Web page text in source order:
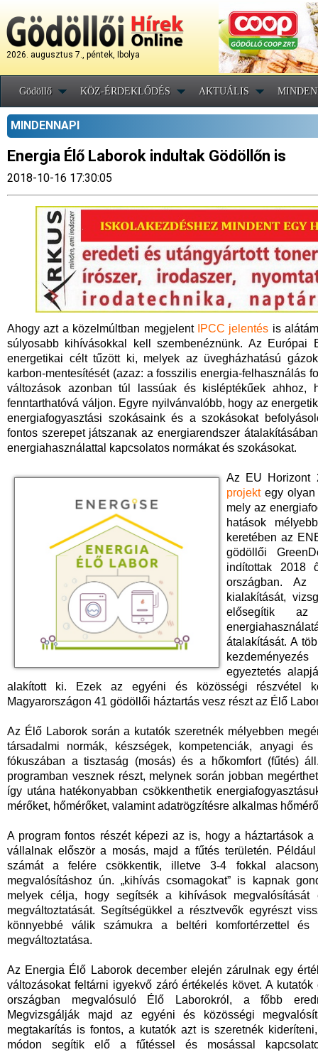
2026. augusztus 7., péntek, Ibolya
Gödöllő KÖZ-ÉRDEKLŐDÉS AKTUÁLIS
MINDENNAPI
Energia Élő Laborok indultak Gödöllőn is
2018-10-16 17:30:05
Ahogy azt a közelmúltban megjelent IPCC jelentés is
súlyosabb kihívásokkal kell szembenéznünk. Az Európai
energetikai célt tűzött ki, melyek az üvegházhatású
karbon-mentesítését (azaz: a fosszilis energia-felhasználás
változások azonban túl lassúak és kisléptékűek ahhoz,
fenntarthatóvá váljon. Egyre nyilvánvalóbb, hogy az
energiafogyasztási szokásaink és a szokásokat
fontos szerepet játszanak az energiarendszer
energiahasználattal kapcsolatos normákat és szokásokat.
Az EU Horizont
projektegy olyan
mely az
hatások
keretében az
gödöllői
indítottak 2018
országban. Az
kialakítását,
elősegítik az
átalakítását. A
egyeztetés
alakított ki. Ezek az egyéni és közösségi részvétel
Magyarországon 41 gödöllői háztartás vesz részt az Élő
Az Élő Laborok során a kutatók szeretnék mélyebben
társadalmi normák, készségek, kompetenciák, anyagi
fókuszában a tisztaság (mosás) és a hőkomfort (fűtés)
programban vesznek részt, melynek során jobban
így utána hatékonyabban csökkenthetik
mérőket, hőmérőket, valamint adatrögzítésre alkalmas
A program fontos részét képezi az is, hogy a háztartások
vállalnak először a mosás, majd a fűtés területén.
számát a felére csökkentik, illetve 3-4 fokkal
megvalósításhoz ún. „kihívás csomagokat” is kapnak
melyek célja, hogy segítsék a kihívások
megváltoztatását. Segítségükkel a résztvevők egyrészt
könnyebbé válik számukra a beltéri komfortérzettel
megváltoztatása.
Az Energia Élő Laborok december elején zárulnak egy
változásokat feltárni igyekvő záró értékelés követ. A
országban megvalósuló Élő Laborokról, a főbb
Megvizsgálják majd az egyéni és közösségi
megtakarítás is fontos, a kutatók azt is szeretnék
módon segítik elő a fűtéssel és mosással